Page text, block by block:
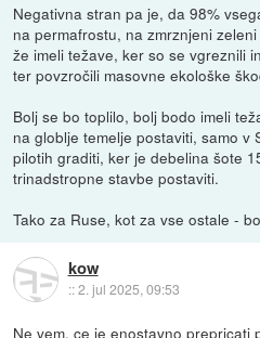
Negativna stran pa je, da 98%
na permafrostu, na zmrznjeni
že imeli težave, ker so se vgreznili
ter povzročili masovne ekološke
Bolj se bo toplilo, bolj bodo imeli
na globlje temelje postaviti, samo v
pilotih graditi, ker je debelina šote
trinadstropne stavbe postaviti.
Tako za Ruse, kot za vse ostale -
kow
::2. jul 2025, 09:53
Ne vem, ce je enostavno prepricati